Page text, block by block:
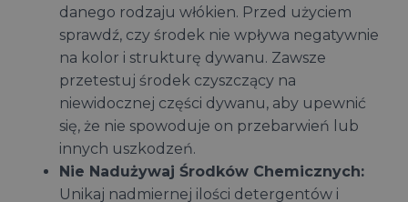
danego rodzaju włókien. Przed użyciem
sprawdź, czy środek nie wpływa negatywnie
na kolor i strukturę dywanu. Zawsze
przetestuj środek czyszczący na
niewidocznej części dywanu, aby upewnić
się, że nie spowoduje on przebarwień lub
innych uszkodzeń.
Nie Nadużywaj Środków Chemicznych:
Unikaj nadmiernej ilości detergentów i